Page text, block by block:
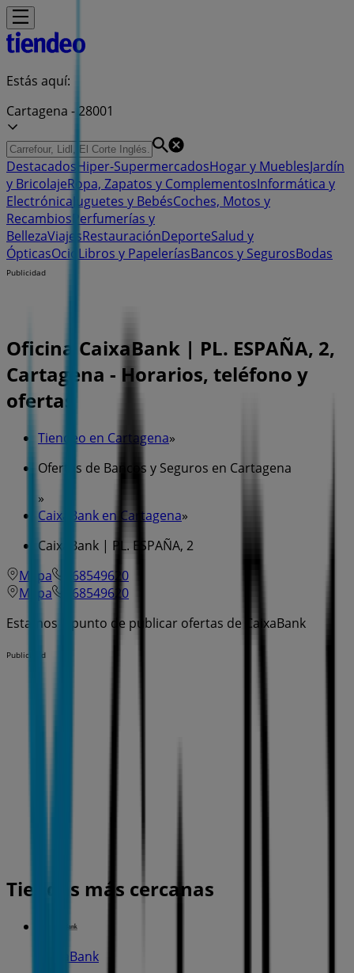
Estás aquí:
Cartagena - 28001
DestacadosHiper-SupermercadosHogar y MueblesJardín
y BricolajeRopa, Zapatos y ComplementosInformática y
Electrónica Juguetes y BebésCoches, Motos y
Recambios Perfumerías y
BellezaViajesRestauraciónDeporteSalud y
ÓpticasOcio Libros y PapeleríasBancos y SegurosBodas
Publicidad
Oficina CaixaBank | PL. ESPAÑA, 2,
Cartagena - Horarios, teléfono y
ofertas
Tiendeo en Cartagena»
Ofertas de Bancos y Seguros en Cartagena
»
CaixaBank en Cartagena»
CaixaBank | PL. ESPAÑA, 2
Mapa
968549620
Mapa
968549620
Estamos a punto de publicar ofertas de CaixaBank
Publicidad
Tiendas más cercanas
CaixaBank